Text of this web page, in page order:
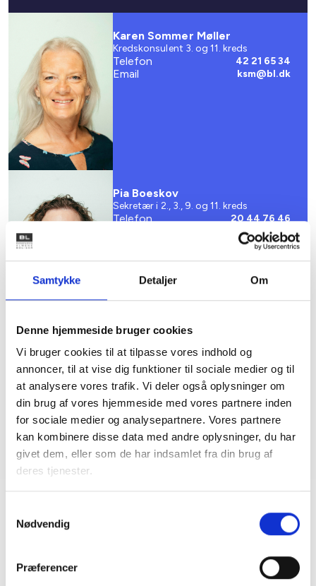
Samtykke Detaljer Om
Denne hjemmeside bruger cookies
Vi bruger cookies til at tilpasse vores indhold og
annoncer, til at vise dig funktioner til sociale medier og til
at analysere vores trafik. Vi deler også oplysninger om
din brug af vores hjemmeside med vores partnere inden
for sociale medier og analysepartnere. Vores partnere
kan kombinere disse data med andre oplysninger, du har
givet dem, eller som de har indsamlet fra din brug af
deres tjenester.
Nødvendig
Præferencer
3. og 8. kreds
weekendkonferencen afholdes
fra 5.-6. februar 2027. Mere
information følger.
Karen Sommer Møller
Kredskonsulent 3. og 11. kreds
Telefon 42 21 65 34
Email ksm@bl.dk
Pia Boeskov
Sekretær i 2., 3., 9. og 11. kreds
Telefon 20 44 76 46
pb@bl.dk